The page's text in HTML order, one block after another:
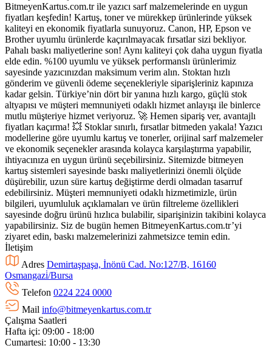
BitmeyenKartus.com.tr ile yazıcı sarf malzemelerinde en uygun
fiyatları keşfedin! Kartuş, toner ve mürekkep ürünlerinde yüksek
kaliteyi en ekonomik fiyatlarla sunuyoruz. Canon, HP, Epson ve
Brother uyumlu ürünlerde kaçırılmayacak fırsatlar sizi bekliyor.
Pahalı baskı maliyetlerine son! Aynı kaliteyi çok daha uygun fiyatla
elde edin. %100 uyumlu ve yüksek performanslı ürünlerimiz
sayesinde yazıcınızdan maksimum verim alın. Stoktan hızlı
gönderim ve güvenli ödeme seçenekleriyle siparişleriniz kapınıza
kadar gelsin. Türkiye’nin dört bir yanına hızlı kargo, güçlü stok
altyapısı ve müşteri memnuniyeti odaklı hizmet anlayışı ile binlerce
mutlu müşteriye hizmet veriyoruz. 🚀 Hemen sipariş ver, avantajlı
fiyatları kaçırma! 💥 Stoklar sınırlı, fırsatlar bitmeden yakala! Yazıcı
modellerine göre uyumlu kartuş ve tonerler, orijinal sarf malzemeler
ve ekonomik seçenekler arasında kolayca karşılaştırma yapabilir,
ihtiyacınıza en uygun ürünü seçebilirsiniz. Sitemizde bitmeyen
kartuş sistemleri sayesinde baskı maliyetlerinizi önemli ölçüde
düşürebilir, uzun süre kartuş değiştirme derdi olmadan tasarruf
edebilirsiniz. Müşteri memnuniyeti odaklı hizmetimizle, ürün
bilgileri, uyumluluk açıklamaları ve ürün filtreleme özellikleri
sayesinde doğru ürünü hızlıca bulabilir, siparişinizin takibini kolayca
yapabilirsiniz. Siz de bugün hemen BitmeyenKartus.com.tr’yi
ziyaret edin, baskı malzemelerinizi zahmetsizce temin edin.
İletişim
Adres Demirtaşpaşa, İnönü Cad. No:127/B, 16160
Osmangazi̇/Bursa
Telefon 0224 224 0000
Mail info@bitmeyenkartus.com.tr
Çalışma Saatleri
Hafta içi: 09:00 - 18:00
Cumartesi: 10:00 - 13:30